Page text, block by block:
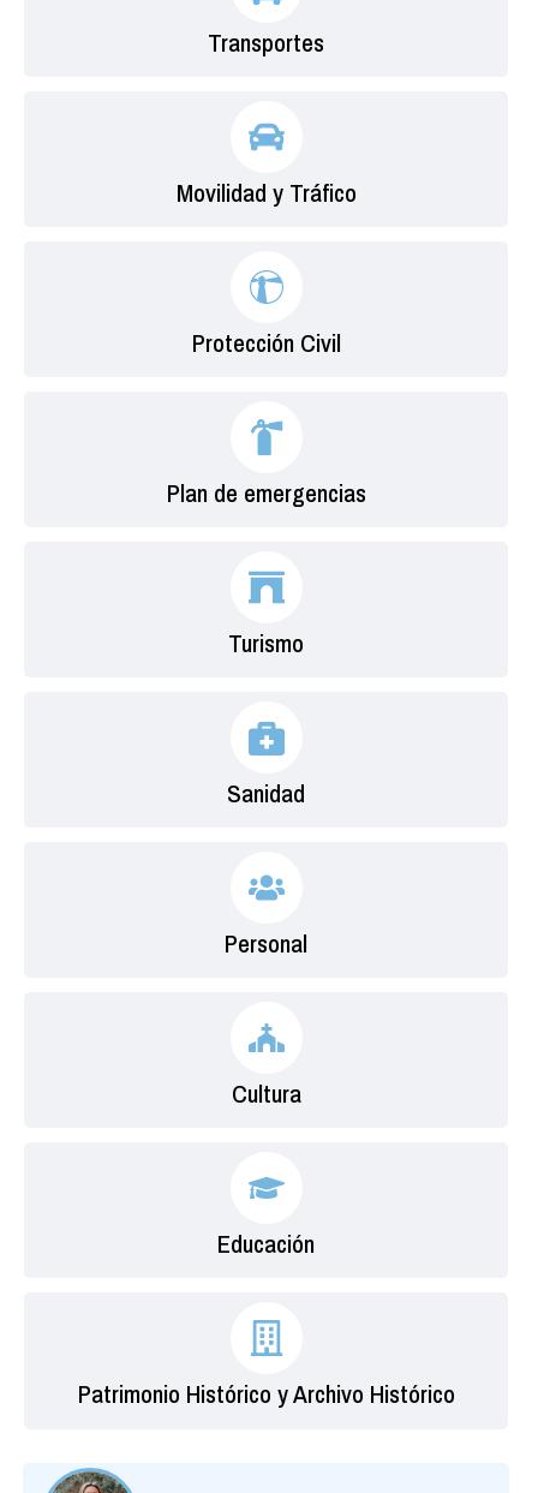
Transportes
Movilidad y Tráfico
Protección Civil
Plan de emergencias
Turismo
Sanidad
Personal
Cultura
Educación
Patrimonio Histórico y Archivo Histórico